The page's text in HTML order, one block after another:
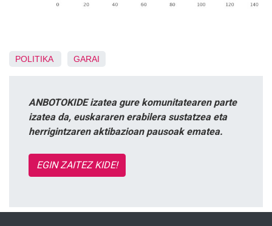
POLITIKA GARAI
ANBOTOKIDE izatea gure komunitatearen parte
izatea da, euskararen erabilera sustatzea eta
herrigintzaren aktibazioan pausoak ematea.
EGIN ZAITEZ KIDE!